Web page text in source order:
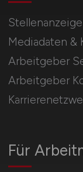
Für
Mediadaten &
Arbeitgeber
Arbeitgeber